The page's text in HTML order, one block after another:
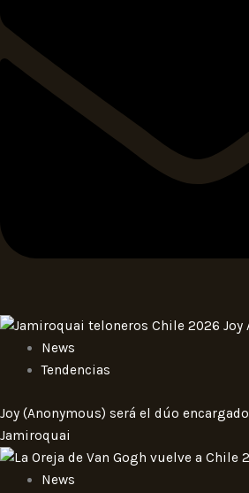
News
Tendencias
Joy (Anonymous) será el dúo
Jamiroquai
News